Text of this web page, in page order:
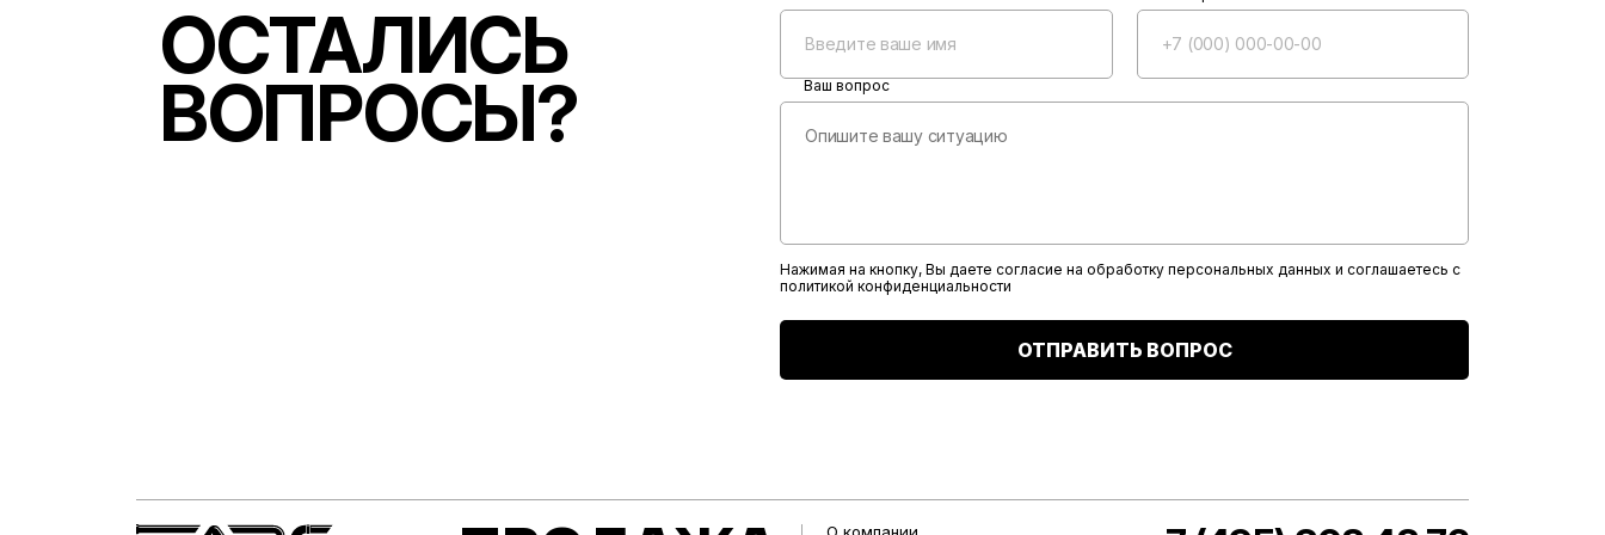
ОСТАЛИСЬ
ВОПРОСЫ? Ваш вопрос
Нажимая на кнопку, Вы даете согласие на обработку персональных данных и соглашаетесь с
политикой конфиденциальности
ОТПРАВИТЬ ВОПРОС